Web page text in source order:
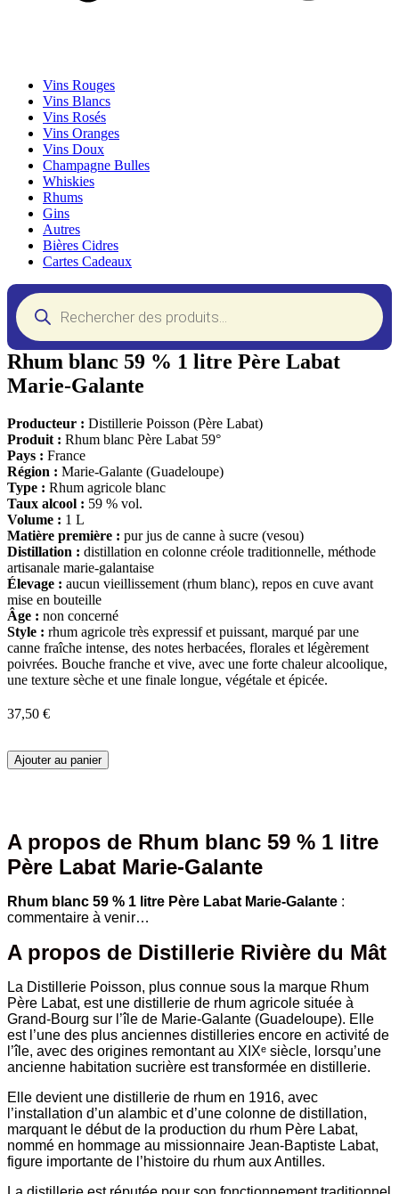
Vins Rouges
Vins Blancs
Vins Rosés
Vins Oranges
Vins Doux
Champagne Bulles
Whiskies
Rhums
Gins
Autres
Bières Cidres
Cartes Cadeaux
Recherche
de
produits
Rhum blanc 59 % 1 litre Père Labat
Marie-Galante
Producteur : Distillerie Poisson (Père Labat)
Produit : Rhum blanc Père Labat 59°
Pays : France
Région : Marie-Galante (Guadeloupe)
Type : Rhum agricole blanc
Taux alcool : 59 % vol.
Volume : 1 L
Matière première : pur jus de canne à sucre (vesou)
Distillation : distillation en colonne créole traditionnelle, méthode
artisanale marie-galantaise
Élevage : aucun vieillissement (rhum blanc), repos en cuve avant
mise en bouteille
Âge : non concerné
Style : rhum agricole très expressif et puissant, marqué par une
canne fraîche intense, des notes herbacées, florales et légèrement
poivrées. Bouche franche et vive, avec une forte chaleur alcoolique,
une texture sèche et une finale longue, végétale et épicée.
37,50 €
quantité
de
%
1
litre
Labat
Marie-
Ajouter au panier
A propos de Rhum blanc 59 % 1 litre
Père Labat Marie-Galante
Rhum blanc 59 % 1 litre Père Labat Marie-Galante :
commentaire à venir…
A propos de Distillerie Rivière du Mât
La Distillerie Poisson, plus connue sous la marque Rhum
Père Labat, est une distillerie de rhum agricole située à
Grand-Bourg sur l’île de Marie-Galante (Guadeloupe). Elle
est l’une des plus anciennes distilleries encore en activité de
l’île, avec des origines remontant au XIXᵉ siècle, lorsqu’une
ancienne habitation sucrière est transformée en distillerie.
Elle devient une distillerie de rhum en 1916, avec
l’installation d’un alambic et d’une colonne de distillation,
marquant le début de la production du rhum Père Labat,
nommé en hommage au missionnaire Jean-Baptiste Labat,
figure importante de l’histoire du rhum aux Antilles.